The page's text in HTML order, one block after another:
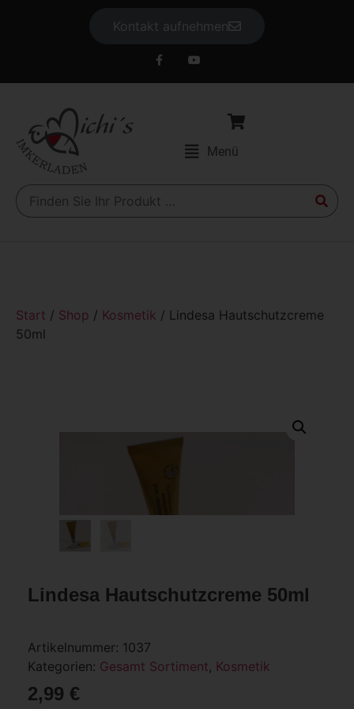
Kontakt aufnehmen
Menü
Start / Shop / Kosmetik / Lindesa Hautschutzcreme
50ml
Lindesa Hautschutzcreme 50ml
Artikelnummer: 1037
Kategorien: Gesamt Sortiment, Kosmetik
2,99 €